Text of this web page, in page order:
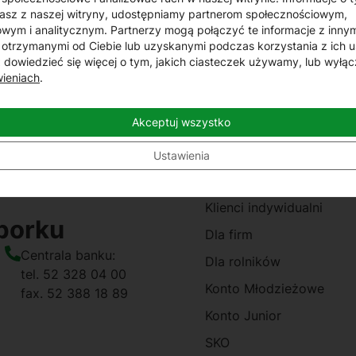
do 14:30. Bank udostępnia również możliwość
istnieją ograniczenia co do wartości operacji, a
bankowości internetowej.
Centrala banku:
tel. 52 328 04 00
fax. 52 388 18 89
Oferta
Klienci indywidualni
Dla firm
Dla rolników
Konto Młodzieżowe
Konto Junior
SKO
z naszej witryny, udostępniamy partnerom społecznościowym,
i analitycznym. Partnerzy mogą połączyć te informacje z
od Ciebie lub uzyskanymi podczas korzystania z ich
dowiedzieć się więcej o tym, jakich ciasteczek używamy, lub
.
Akceptuj wszystko
Ustawienia